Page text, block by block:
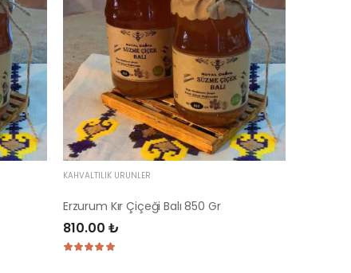
KAHVALTILIK ÜRÜNLER
Erzurum Kır Çiçeği Balı 850 Gr
810.00 ₺